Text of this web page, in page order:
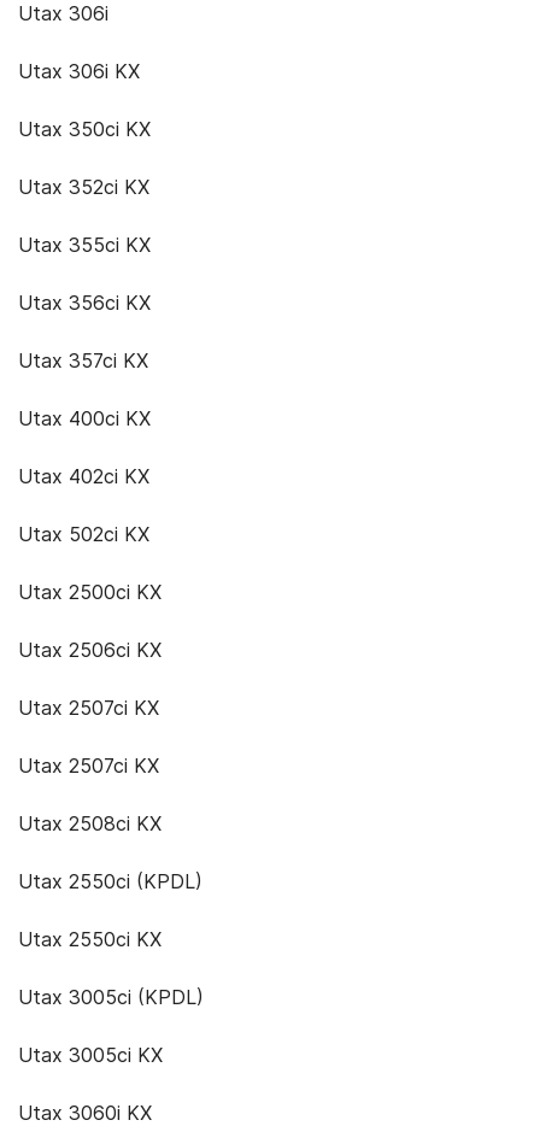
Utax 306i
Utax 306i KX
Utax 350ci KX
Utax 352ci KX
Utax 355ci KX
Utax 356ci KX
Utax 357ci KX
Utax 400ci KX
Utax 402ci KX
Utax 502ci KX
Utax 2500ci KX
Utax 2506ci KX
Utax 2507ci KX
Utax 2507ci KX
Utax 2508ci KX
Utax 2550ci (KPDL)
Utax 2550ci KX
Utax 3005ci (KPDL)
Utax 3005ci KX
Utax 3060i KX